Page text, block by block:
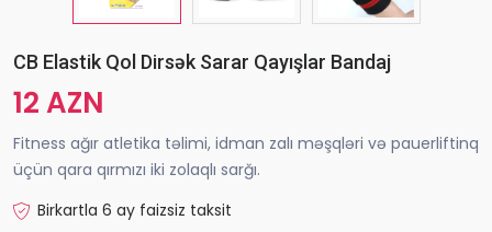
CB Elastik Qol Dirsək Sarar Qayışlar Bandaj
12 AZN
Fitness ağır atletika təlimi, idman zalı məşqləri və pauerliftinq
üçün qara qırmızı iki zolaqlı sarğı.
Birkartla 6 ay faizsiz taksit